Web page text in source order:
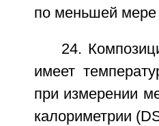
по меньшей мере
24.
имеет
при измерении
калориметрии